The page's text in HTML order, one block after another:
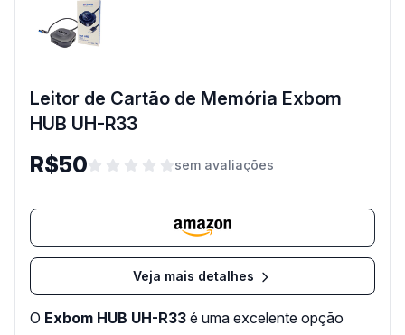
Leitor de Cartão de Memória Exbom
HUB UH-R33
R$50 sem avaliações
Veja mais detalhes
O Exbom HUB UH-R33 é uma excelente opção